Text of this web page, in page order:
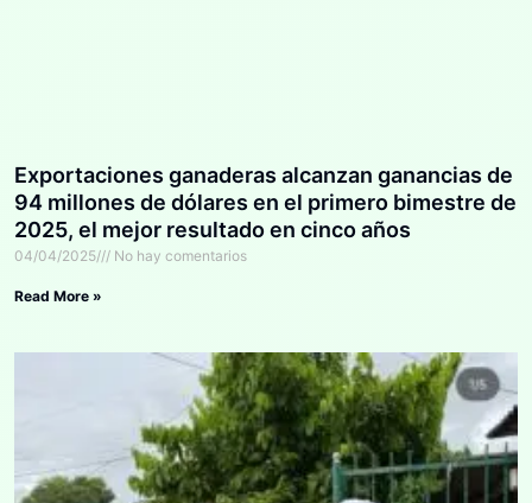
Exportaciones ganaderas alcanzan ganancias de
94 millones de dólares en el primero bimestre de
2025, el mejor resultado en cinco años
04/04/2025 No hay comentarios
Read More »